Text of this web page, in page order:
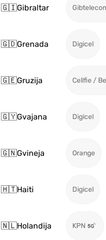
🇬🇮Gibraltar
🇬🇩Grenada Digicel
🇬🇪Gruzija Cellfie /
🇬🇾Gvajana Digicel
🇬🇳Gvineja Orange
🇭🇹Haiti Digicel
🇳🇱Holandija KPN